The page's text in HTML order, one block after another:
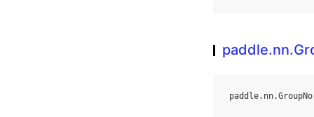
paddle. nn.